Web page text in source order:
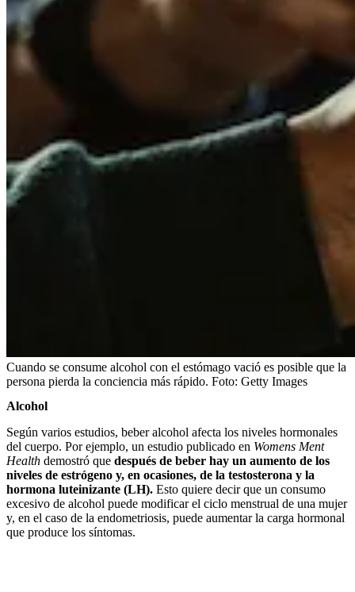
Cuando se consume alcohol con el estómago vació es posible que la
persona pierda la conciencia más rápido. Foto: Getty Images
Alcohol
Según varios estudios, beber alcohol afecta los niveles hormonales
del cuerpo. Por ejemplo, un estudio publicado en Womens Ment
Health demostró que después de beber hay un aumento de los
niveles de estrógeno y, en ocasiones, de la testosterona y la
hormona luteinizante (LH). Esto quiere decir que un consumo
excesivo de alcohol puede modificar el ciclo menstrual de una mujer
y, en el caso de la endometriosis, puede aumentar la carga hormonal
que produce los síntomas.